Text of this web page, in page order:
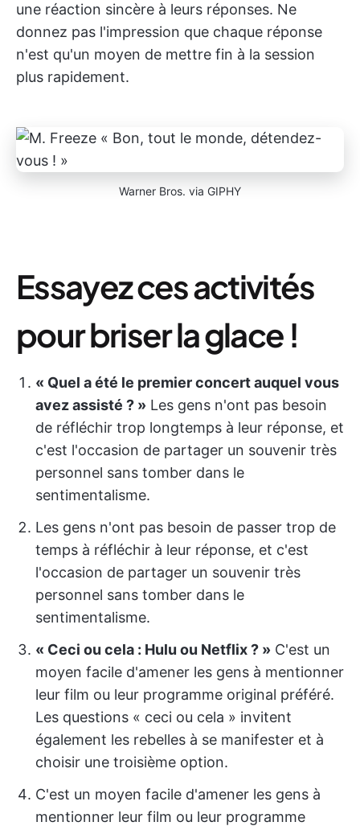
une réaction sincère à leurs réponses. Ne
donnez pas l'impression que chaque réponse
n'est qu'un moyen de mettre fin à la session
plus rapidement.
Warner Bros. via GIPHY
Essayez ces activités
pour briser la glace !
« Quel a été le premier concert auquel vous
avez assisté ? » Les gens n'ont pas besoin
de réfléchir trop longtemps à leur réponse, et
c'est l'occasion de partager un souvenir très
personnel sans tomber dans le
sentimentalisme.
Les gens n'ont pas besoin de passer trop de
temps à réfléchir à leur réponse, et c'est
l'occasion de partager un souvenir très
personnel sans tomber dans le
sentimentalisme.
« Ceci ou cela : Hulu ou Netflix ? » C'est un
moyen facile d'amener les gens à mentionner
leur film ou leur programme original préféré.
Les questions « ceci ou cela » invitent
également les rebelles à se manifester et à
choisir une troisième option.
C'est un moyen facile d'amener les gens à
mentionner leur film ou leur programme